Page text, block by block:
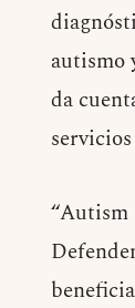
autismo
da
“Autism